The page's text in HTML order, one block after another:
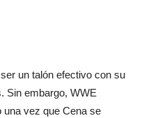
un talón efectivo con su
Sin embargo, WWE
una vez que Cena se